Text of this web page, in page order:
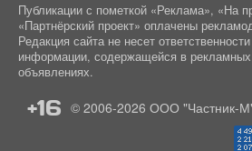
Публикации с пометкой «Реклама», «На
«Партнёрский проект» оплачены
Редакция сайта не несет
информации, содержащейся в
объявлениях.
+16 © 2006-2026 ООО "Частник-